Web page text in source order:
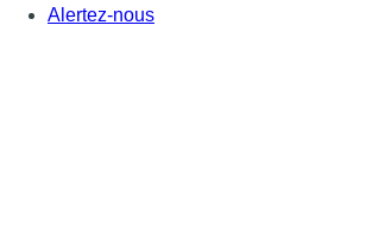
Alertez-nous